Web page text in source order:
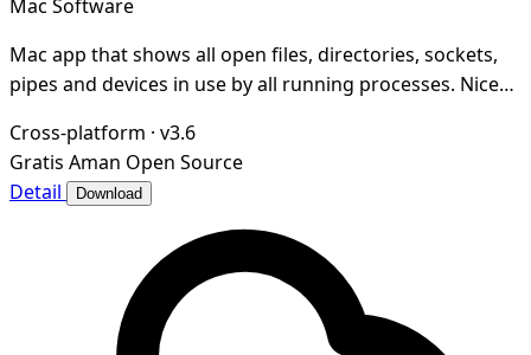
Mac Software
Mac app that shows all open files, directories, sockets,
pipes and devices in use by all running processes. Nice
Cross-platform · v3.6
Gratis Aman Open Source
Detail
Download